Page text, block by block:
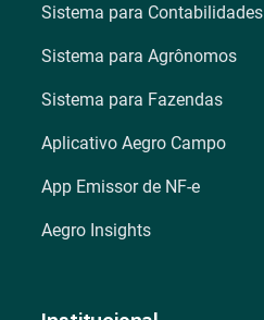
Sistema para Contabilidades
Sistema para Agrônomos
Sistema para Fazendas
Aplicativo Aegro Campo
App Emissor de NF-e
Aegro Insights